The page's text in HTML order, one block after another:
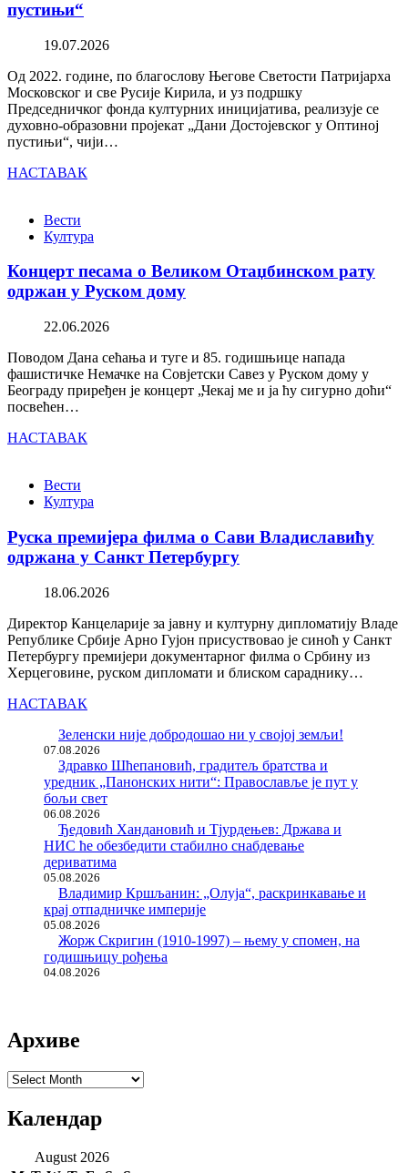
пустињи“
19.07.2026
Од 2022. године, по благослову Његове Светости Патријарха
Московског и све Русије Кирила, и уз подршку
Председничког фонда културних иницијатива, реализује се
духовно-образовни пројекат „Дани Достојевског у Оптиној
пустињи“, чији…
НАСТАВАК
Вести
Култура
Концерт песама о Великом Отаџбинском рату
одржан у Руском дому
22.06.2026
Поводом Дана сећања и туге и 85. годишњице напада
фашистичке Немачке на Совјетски Савез у Руском дому у
Београду приређен је концерт „Чекај ме и ја ћу сигурно доћи“
посвећен…
НАСТАВАК
Вести
Култура
Руска премијера филма о Сави Владиславићу
одржана у Санкт Петербургу
18.06.2026
Директор Канцеларије за јавну и културну дипломатију Владе
Републике Србије Арно Гујон присуствовао је синоћ у Санкт
Петербургу премијери документарног филма о Србину из
Херцеговине, руском дипломати и блиском сараднику…
НАСТАВАК
Зеленски није добродошао ни у својој земљи!
07.08.2026
Здравко Шћепановић, градитељ братства и
уредник „Панонских нити“: Православље је пут у
бољи свет
06.08.2026
Ђедовић Хандановић и Тјурдењев: Држава и
НИС ће обезбедити стабилно снабдевање
дериватима
05.08.2026
Владимир Кршљанин: „Олуја“, раскринкавање и
крај отпадничке империје
05.08.2026
Жорж Скригин (1910-1997) – њему у спомен, на
годишњицу рођења
04.08.2026
Архиве
Архиве
Календар
August 2026